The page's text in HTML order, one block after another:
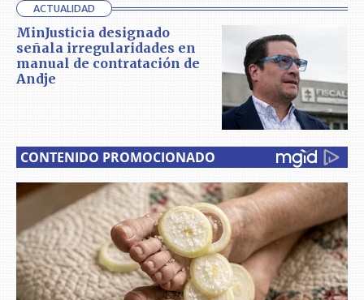
ACTUALIDAD
MinJusticia designado
señala irregularidades en
manual de contratación de
Andje